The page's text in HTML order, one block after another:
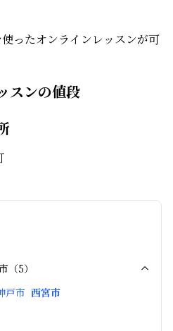
ったオンラインレッスンが可
スンの値段
（5）
戸市 西宮市